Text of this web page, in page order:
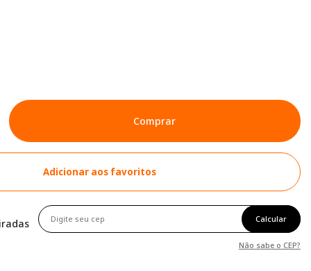
Comprar
Adicionar aos favoritos
Calcular
Não sabe o CEP?